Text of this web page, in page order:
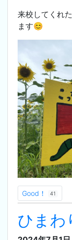
来校してくれ
ます😊
Good！ 41
ひまわ